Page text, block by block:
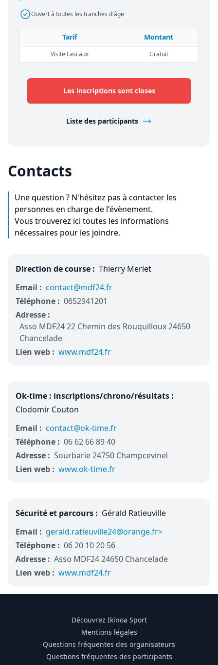
Ouvert à toutes les tranches d'âge
Tarif Montant
Visite Lascaux Gratuit
Les inscriptions sont closes
Liste des participants
Contacts
Une question ? N'hésitez pas à contacter les
personnes en charge de l'évènement.
Vous trouverez ici toutes les informations
nécessaires pour les joindre.
Direction de course : Thierry Merlet
Email : contact@mdf24.fr
Téléphone : 0652941201
Adresse :
Asso MDF24 22 Chemin des Rouquilloux 24650
Chancelade
Lien web : www.mdf24.fr
Ok-time : inscriptions/chrono/résultats :
Clodomir Couton
Email : contact@ok-time.fr
Téléphone : 06 62 66 89 40
Adresse : Sourbarie 24750 Champcevinel
Lien web : www.ok-time.fr
Sécurité et parcours : Gérald Ratieuville
Email : gerald.ratieuville24@orange.fr>
Téléphone : 06 20 10 20 56
Adresse : Asso MDF24 24650 Chancelade
Lien web : www.mdf24.fr
Découvrez Ikinoa Sport
Mentions légales
Questions fréquentes des organisateurs
Questions fréquentes des participants